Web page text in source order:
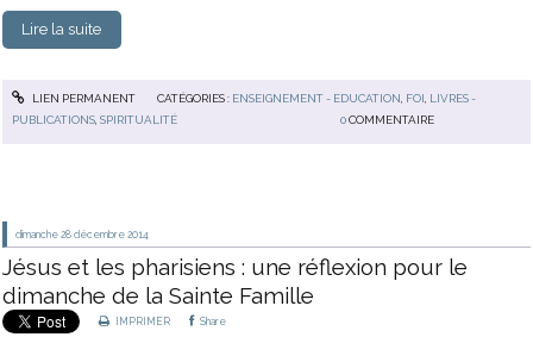
Lire la suite
LIEN PERMANENT CATÉGORIES : ENSEIGNEMENT - EDUCATION FOI LIVRES -
PUBLICATIONS,SPIRITUALITÉ 0 COMMENTAIRE
dimanche 28 décembre 2014
Jésus et les pharisiens : une réflexion pour le
dimanche de la Sainte Famille
IMPRIMER Share